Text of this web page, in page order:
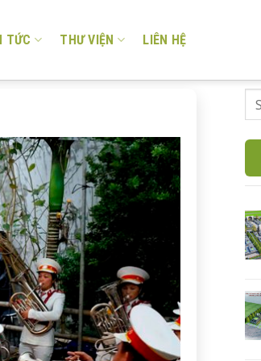
TỨC THƯ VIỆN LIÊN HỆ